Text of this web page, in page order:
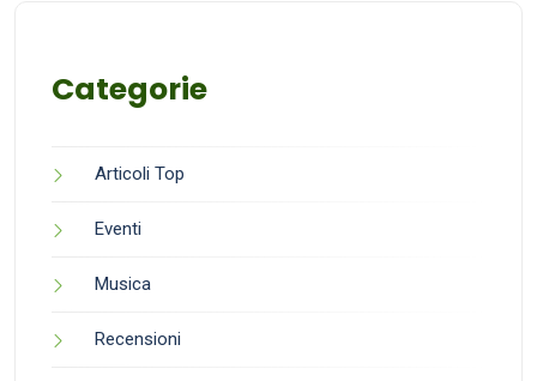
Categorie
Articoli Top
Eventi
Musica
Recensioni